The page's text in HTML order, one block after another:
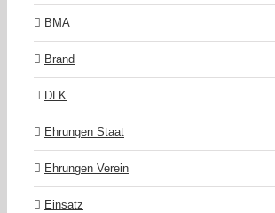
BMA
Brand
DLK
Ehrungen Staat
Ehrungen Verein
Einsatz